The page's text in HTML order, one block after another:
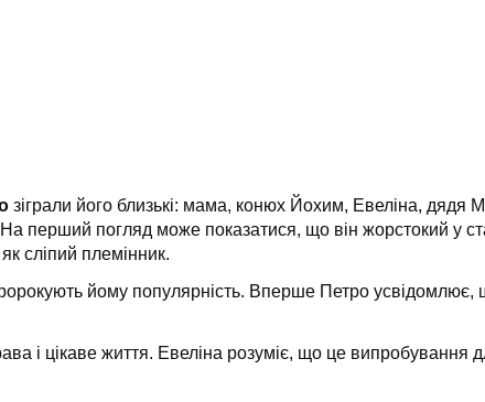
зіграли його близькі: мама, конюх Йохим, Евеліна,
перший погляд може показатися, що він жорстокий у
сліпий племінник.
йому популярність. Вперше Петро усвідомлює,
і цікаве життя. Евеліна розуміє, що це випробування